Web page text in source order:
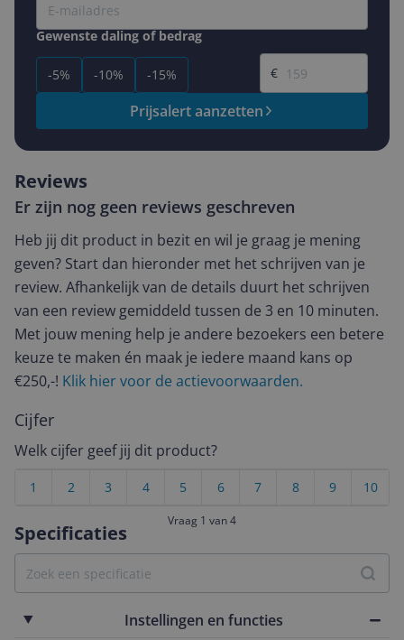
Gewenste daling of bedrag
-5% -10% -15%
Gewenste prijs
€
Prijsalert aanzetten
Specificaties
Instellingen en functies
Reviews
Er zijn nog geen reviews geschreven
Heb jij dit product in bezit en wil je graag je mening
geven? Start dan hieronder met het schrijven van je
review. Afhankelijk van de details duurt het schrijven
van een review gemiddeld tussen de 3 en 10 minuten.
Met jouw mening help je andere bezoekers een betere
keuze te maken én maak je iedere maand kans op
€250,-! Klik hier voor de actievoorwaarden.
Cijfer
Welk cijfer geef jij dit product?
10
9
8
7
6
5
4
3
2
1
Vraag 1 van 4